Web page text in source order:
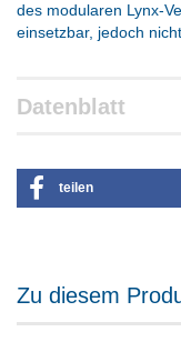
des modularen Lynx-
einsetzbar, jedoch
Datenblatt
teilen
Zu diesem